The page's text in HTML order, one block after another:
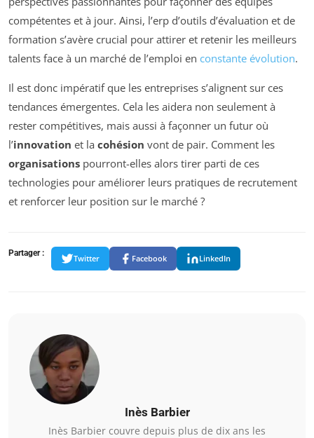
compétentes et à jour. Ainsi, l’erp d’outils d’évaluation et de
formation s’avère crucial pour attirer et retenir les meilleurs
talents face à un marché de l’emploi en constante évolution.
Il est donc impératif que les entreprises s’alignent sur ces
tendances émergentes. Cela les aidera non seulement à
rester compétitives, mais aussi à façonner un futur où
l’innovation et la cohésion vont de pair. Comment les
organisations pourront-elles alors tirer parti de ces
technologies pour améliorer leurs pratiques de recrutement
et renforcer leur position sur le marché ?
Partager :
Twitter Facebook LinkedIn
Inès Barbier
Inès Barbier couvre depuis plus de dix ans les